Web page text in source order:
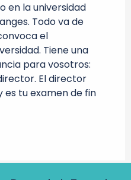
en la universidad
Todo va de
el
Tiene una
para vosotros:
El director
es tu examen de fin